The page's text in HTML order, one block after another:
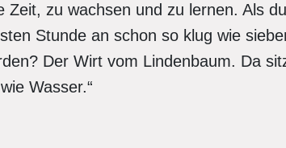
Zeit, zu wachsen und zu lernen. Als
Stunde an schon so klug wie
Der Wirt vom Lindenbaum. Da
Wasser.“